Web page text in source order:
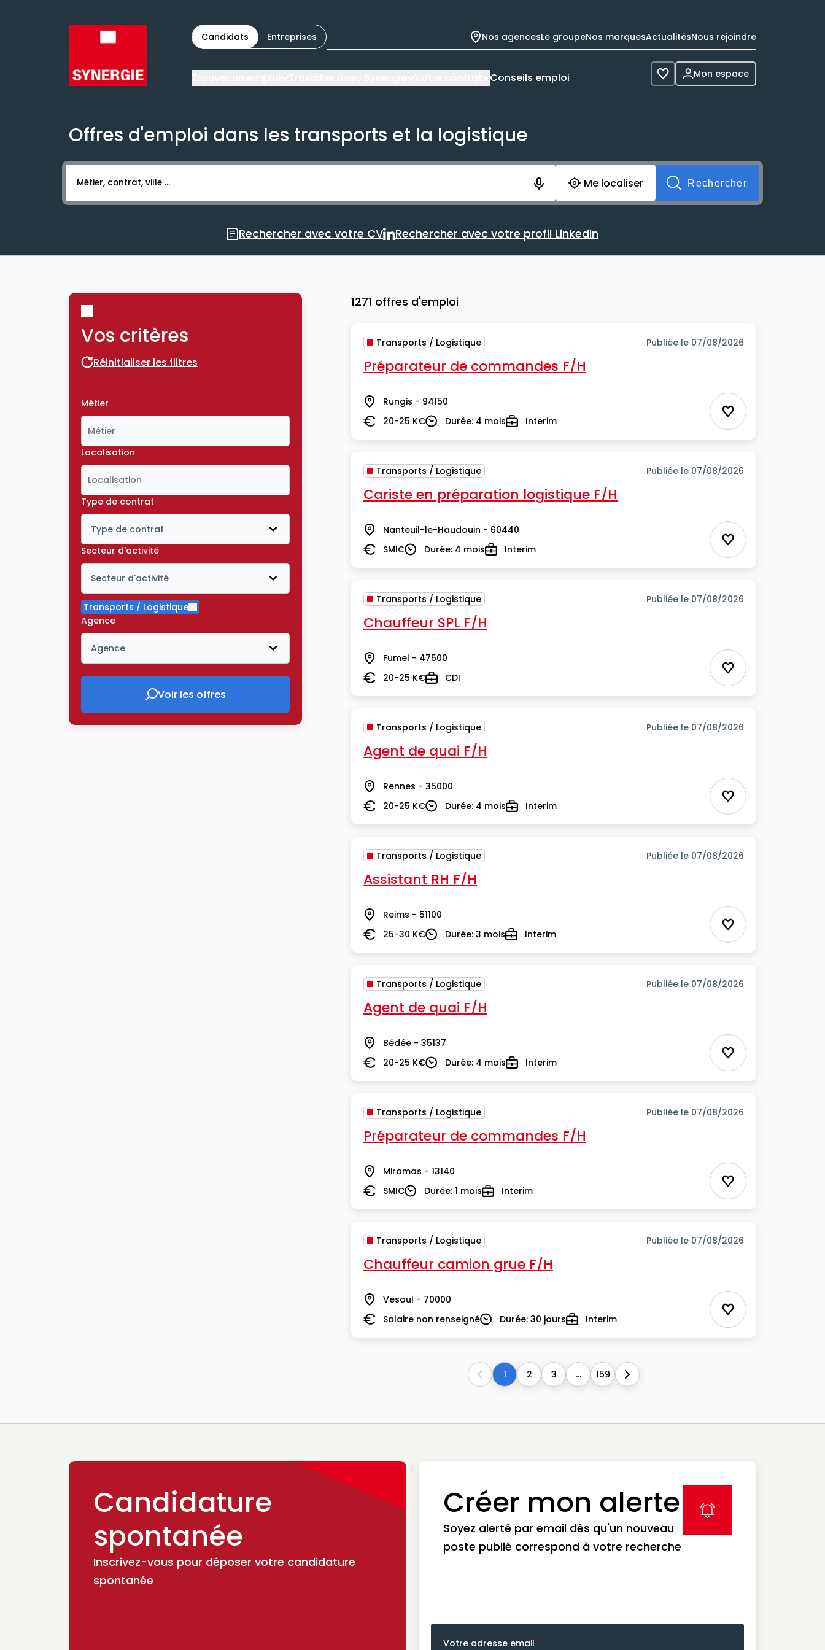
Candidats Entreprises Nos agencesLe groupeNos marquesActualitésNous rejoindre
Conseils emploi Voir les favoris
Mon espace
Offres d'emploi dans les transports et la logistique
Activer l’élément pour lancer l’enregistrement. Vous aurez 10 secondes pour enregistrer votre recherche avant soumission du formulaire. Vous
Me localiser
Rechercher
Rechercher avec votre CV
Rechercher avec votre CV
Rechercher avec votre profil Linkedin
Rechercher avec votre profil Linkedin
Vos critères
Réinitialiser les filtres
Réinitialiser les filtres
Métier
Localisation
Type de contrat
Type de contrat
Icône ouvrir la liste déroulante
Secteur d'activité
Secteur d'activité
Icône ouvrir la liste déroulante
Transports / Logistique
Supprimer le critère Transports / Logistique
Agence
Agence
Icône ouvrir la liste déroulante
Voir les offres
Voir les offres
1271 offres d'emploi
Transports / Logistique Publiée le 07/08/2026
Préparateur de commandes F/H
Lieu Rungis - 94150
Salaire20-25 K€DuréeDurée: 4 moisTypeInterim Ajouter aux
Transports / Logistique Publiée le 07/08/2026
Cariste en préparation logistique F/H
Lieu Nanteuil-le-Haudouin - 60440
Salaire
SMICDuréeDurée: 4 moisTypeInterim Ajouter aux
Transports / Logistique Publiée le 07/08/2026
Chauffeur SPL F/H
Lieu Fumel - 47500
Salaire20-25 K€TypeCDI Ajouter aux
Transports / Logistique Publiée le 07/08/2026
Agent de quai F/H
Lieu Rennes - 35000
Salaire20-25 K€DuréeDurée: 4 moisTypeInterim Ajouter aux
Transports / Logistique Publiée le 07/08/2026
Assistant RH F/H
Lieu Reims - 51100
Salaire25-30 K€DuréeDurée: 3 moisTypeInterim Ajouter aux
Transports / Logistique Publiée le 07/08/2026
Agent de quai F/H
Lieu Bédée - 35137
Salaire20-25 K€DuréeDurée: 4 moisTypeInterim Ajouter aux
Transports / Logistique Publiée le 07/08/2026
Préparateur de commandes F/H
Lieu Miramas - 13140
Salaire
SMICDuréeDurée: 1 moisTypeInterim Ajouter aux
Transports / Logistique Publiée le 07/08/2026
Chauffeur camion grue F/H
Lieu Vesoul - 70000
SalaireSalaire non renseignéDuréeDurée: 30 joursTypeInterim Ajouter aux
Previous
1 2 3 ... 159 Next
Candidature
spontanée
Inscrivez-vous pour déposer votre candidature
spontanée
Créer mon alerte
Soyez alerté par email dès qu'un nouveau
poste publié correspond à votre recherche
label icon
Votre adresse email*